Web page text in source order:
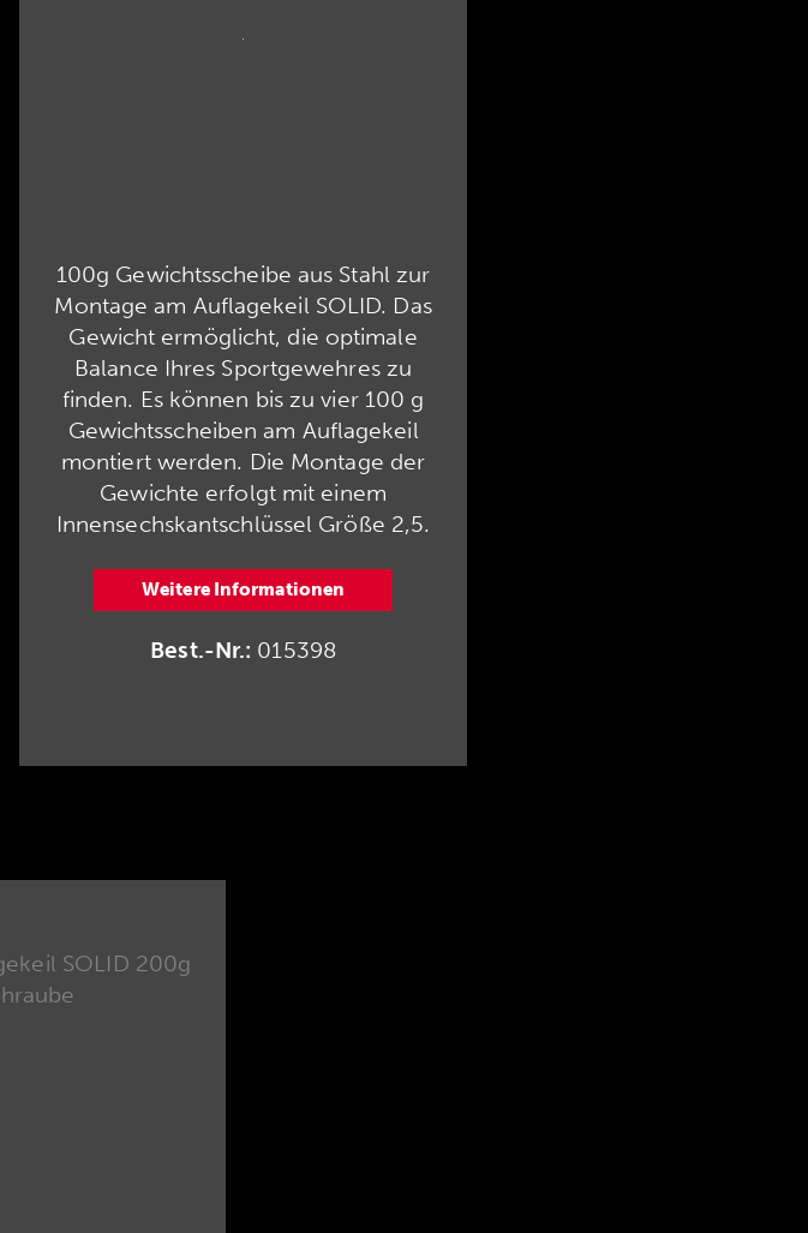
100g Gewichtsscheibe aus Stahl zur
Montage am Auflagekeil SOLID. Das
Gewicht ermöglicht, die optimale
Balance Ihres Sportgewehres zu
finden. Es können bis zu vier 100 g
Gewichtsscheiben am Auflagekeil
montiert werden. Die Montage der
Gewichte erfolgt mit einem
Innensechskantschlüssel Größe 2,5.
Weitere Informationen
Best.-Nr.: 015398
SOLID 200g